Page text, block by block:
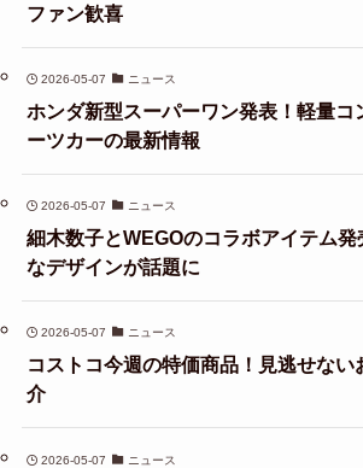
ファン歓喜
2026-05-07 ニュース
ホンダ新型スーパーワン発表！軽量コ
ーツカーの最新情報
2026-05-07 ニュース
細木数子とWEGOのコラボアイテム発
なデザインが話題に
2026-05-07 ニュース
コストコ今週の特価商品！見逃せない
介
2026-05-07 ニュース